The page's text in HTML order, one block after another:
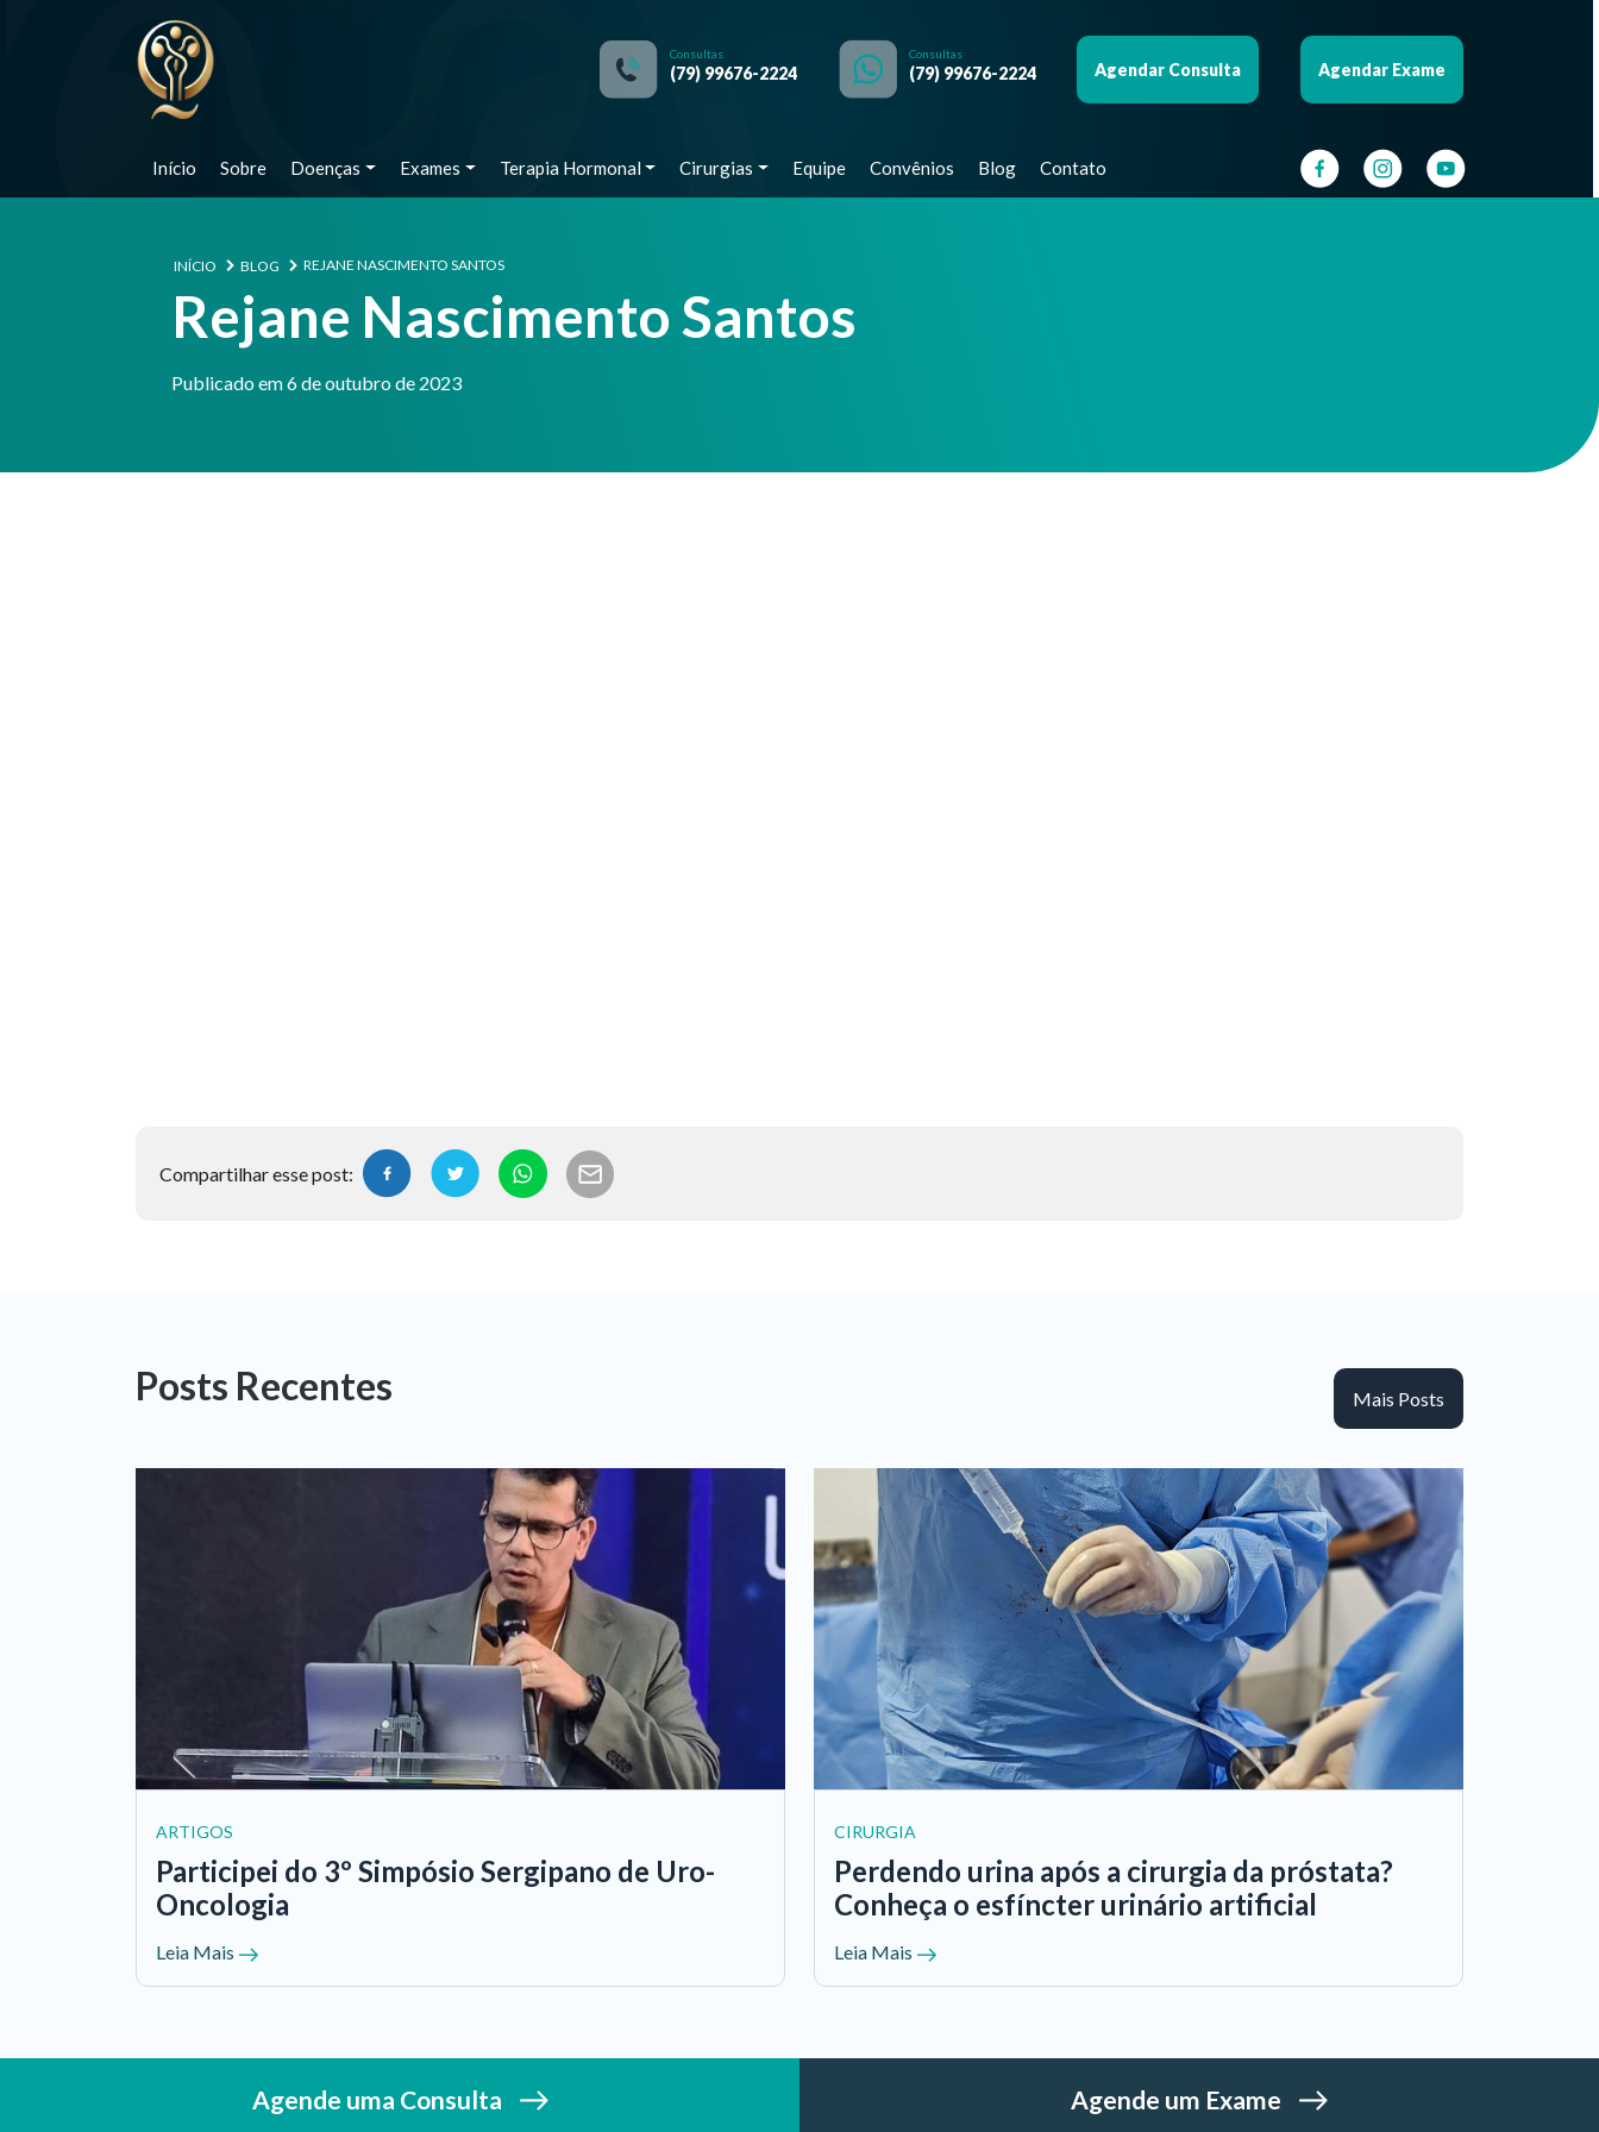
Consultas
(79) 99676-2224
Consultas
(79) 99676-2224 Agendar Consulta Agendar Exame
Início Sobre Doenças Exames Terapia Hormonal Cirurgias Equipe Convênios Blog Contato
INÍCIO BLOG REJANE NASCIMENTO SANTOS
Rejane Nascimento Santos
Publicado em 6 de outubro de 2023
Compartilhar esse post:
Posts Recentes Mais Posts
ARTIGOS
Participei do 3º Simpósio Sergipano de Uro-
Oncologia
Leia Mais
CIRURGIA
Perdendo urina após a cirurgia da próstata?
Conheça o esfíncter urinário artificial
Leia Mais
Agende uma Consulta Agende um Exame